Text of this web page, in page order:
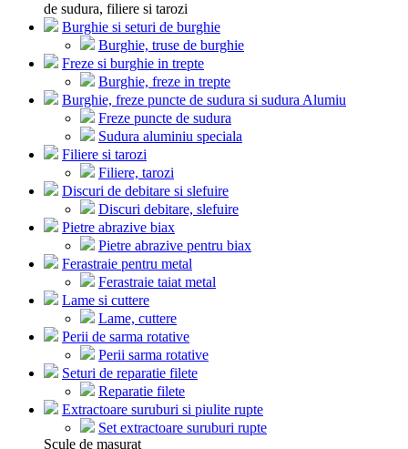
de sudura, filiere si tarozi
Burghie si seturi de burghie
Burghie, truse de burghie
Freze si burghie in trepte
Burghie, freze in trepte
Burghie, freze puncte de sudura si sudura Alumiu
Freze puncte de sudura
Sudura aluminiu speciala
Filiere si tarozi
Filiere, tarozi
Discuri de debitare si slefuire
Discuri debitare, slefuire
Pietre abrazive biax
Pietre abrazive pentru biax
Ferastraie pentru metal
Ferastraie taiat metal
Lame si cuttere
Lame, cuttere
Perii de sarma rotative
Perii sarma rotative
Seturi de reparatie filete
Reparatie filete
Extractoare suruburi si piulite rupte
Set extractoare suruburi rupte
Scule de masurat